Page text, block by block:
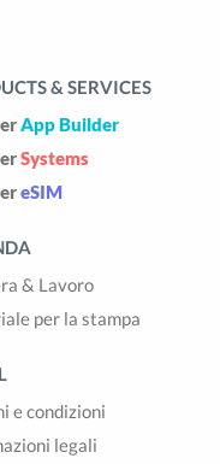
& SERVICES
App Builder
Systems
eSIM
& Lavoro
per la stampa
e condizioni
legali